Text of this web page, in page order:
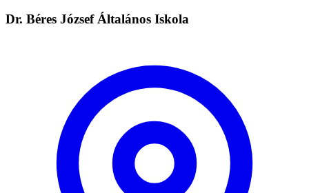
Dr. Béres József Általános Iskola